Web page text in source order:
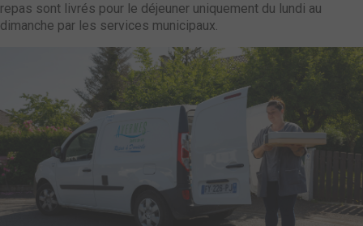
repas sont livrés pour le déjeuner uniquement du lundi au
dimanche par les services municipaux.